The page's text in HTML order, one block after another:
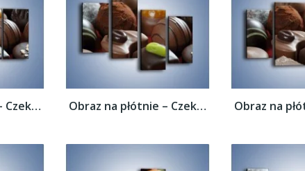
Obraz na płótnie – Czekoladowe praliny z... Obraz na płótnie – Czekoladowe praliny z...